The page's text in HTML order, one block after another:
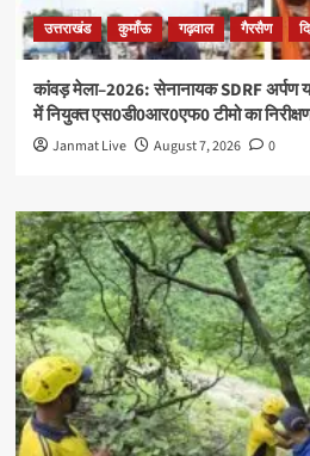
उत्तराखंड कुमाँऊ गढ़वाल गैरसैण
कांवड़ मेला–2026: सेनानायक SDRF अर्पण
में नियुक्त एस0डी0आर0एफ0 टीमो का
Janmat Live August 7, 2026 0